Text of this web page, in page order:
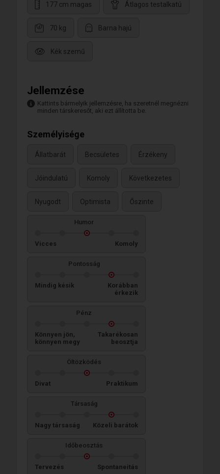
177 cm magas Átlagos testalkatú
70 kg Barna hajú
Kék szemű
Jellemzése
Kattints bármelyik jellemzésre, ha szeretnél megnézni
minden társkeresőt, aki ezt állította be.
Személyisége
Állatbarát Becsületes Érzékeny
Jóindulatú Komoly Következetes
Nyugodt Optimista Őszinte
Humor
Vicces Komoly
Pontosság
Mindig késik
Korábban
érkezik
Pénz
Könnyen jön,
könnyen megy
Takarékosan
beosztja
Öltözködés
Divat Praktikum
Társaság
Nagy társaság Közeli barátok
Időbeosztás
Tervezés Spontaneitás